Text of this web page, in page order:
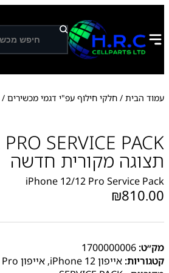
ח
י
פ
עמוד הבית / חלקי חילוף עפ"י דגמי מכשירים /
תצוגה מקורית חדשה
iPhone 12/12 Pro Service Pack
₪810.00
מק״ט: 1700000006
קטגוריות: אייפון iPhone 12 , אייפון iPhone 12 Pro